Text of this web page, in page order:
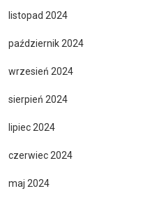
listopad 2024
październik 2024
wrzesień 2024
sierpień 2024
lipiec 2024
czerwiec 2024
maj 2024